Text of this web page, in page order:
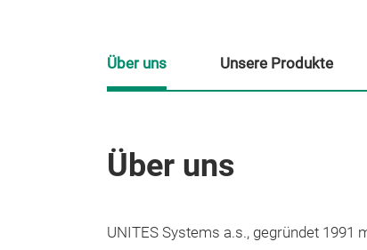
Über uns
UNITES Systems a.s., gegründet 1991
Über uns Unsere Produkte